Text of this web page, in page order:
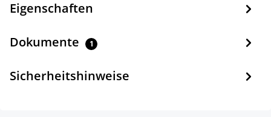
Eigenschaften
Dokumente 1
Sicherheitshinweise